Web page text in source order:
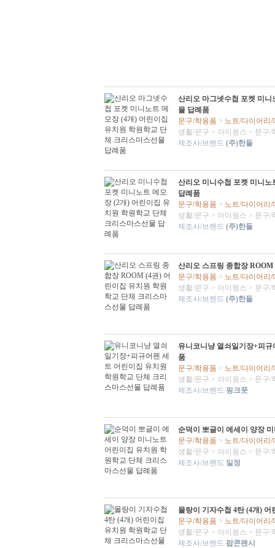
산리오 마그넷수첩 포켓 미
물 답례품
문구/학용품 > 노트/다이어리/
생활/문구 > 아이윙스 > 문구/
제조사/브렌드 (주)한들
산리오 미니수첩 포켓 미니
답례품
문구/학용품 > 노트/다이어리/
생활/문구 > 아이윙스 > 문구/
제조사/브렌드 (주)한들
산리오 스프링 종합장
문구/학용품 > 노트/다이어리/
생활/문구 > 아이윙스 > 문구/
제조사/브렌드 (주)한들
유니코니냥 열쇠일기장+피
품
문구/학용품 > 노트/다이어리/
생활/문구 > 아이윙스 > 문구/
제조사/브렌드 핑크풋
순덕이 뽀글이 에세이 양장
문구/학용품 > 노트/다이어리/
생활/문구 > 아이윙스 > 문구/
제조사/브렌드 일정
몰랑이 기자수첩 4탄 (4개)
문구/학용품 > 노트/다이어리/
생활/문구 > 아이윙스 > 문구/
제조사/브렌드 팝콘팬시